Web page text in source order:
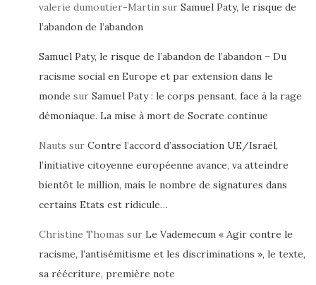
valerie dumoutier-Martin sur Samuel Paty, le risque de
l’abandon de l’abandon
Samuel Paty, le risque de l’abandon de l’abandon – Du
racisme social en Europe et par extension dans le
monde sur Samuel Paty : le corps pensant, face à la rage
démoniaque. La mise à mort de Socrate continue
Nauts sur Contre l’accord d’association UE/Israël,
l’initiative citoyenne européenne avance, va atteindre
bientôt le million, mais le nombre de signatures dans
certains Etats est ridicule…
Christine Thomas sur Le Vademecum « Agir contre le
racisme, l’antisémitisme et les discriminations », le texte,
sa réécriture, première note